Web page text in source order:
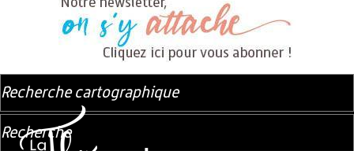
Recherche cartographique
Recherche